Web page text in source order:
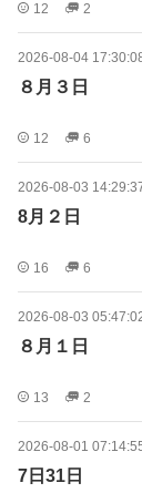
12 2
2026-08-04
８月３日
12 6
2026-08-03
8月２日
16 6
2026-08-03
８月１日
13 2
2026-08-01
7日31日